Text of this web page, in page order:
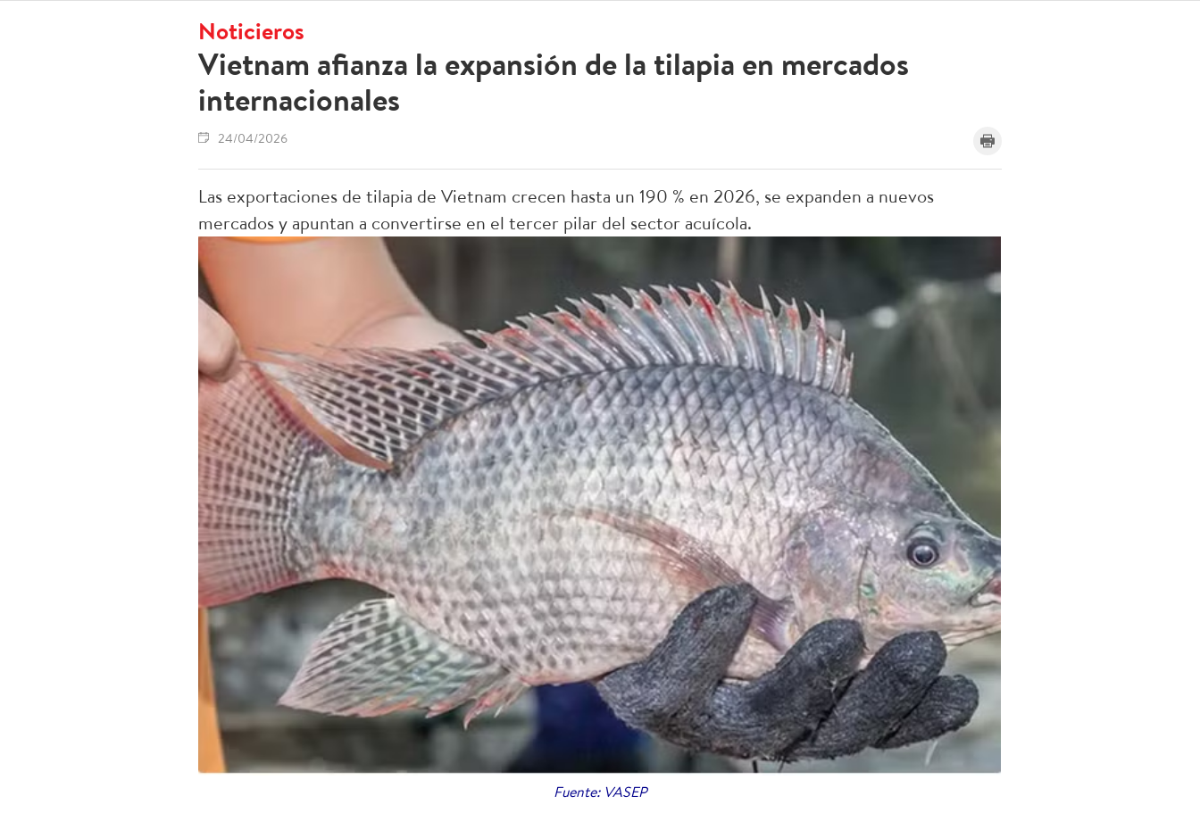
Noticieros
Vietnam afianza la expansión de la tilapia en mercados
internacionales
24/04/2026
Las exportaciones de tilapia de Vietnam crecen hasta un 190 % en 2026, se expanden a nuevos
mercados y apuntan a convertirse en el tercer pilar del sector acuícola.
Fuente: VASEP